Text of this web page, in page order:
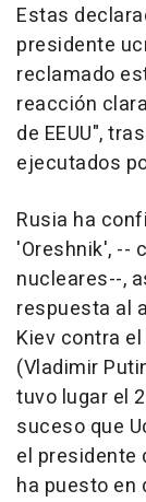
Estas
presidente
reclamado
reacción
de EEUU",
ejecutados
Rusia ha
'Oreshnik', --
nucleares--,
respuesta al
Kiev contra
(Vladimir
tuvo lugar el
suceso que
el presidente
ha puesto en